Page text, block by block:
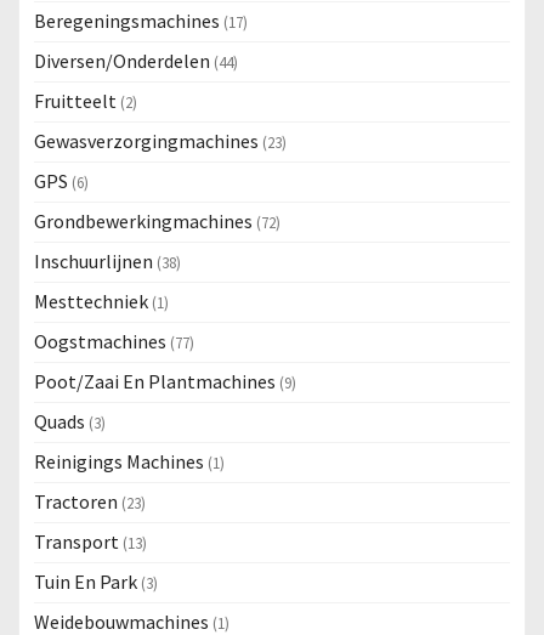
Beregeningsmachines (17)
Diversen/Onderdelen (44)
Fruitteelt (2)
Gewasverzorgingmachines (23)
GPS (6)
Grondbewerkingmachines (72)
Inschuurlijnen (38)
Mesttechniek (1)
Oogstmachines (77)
Poot/Zaai En Plantmachines (9)
Quads (3)
Reinigings Machines (1)
Tractoren (23)
Transport (13)
Tuin En Park (3)
Weidebouwmachines (1)